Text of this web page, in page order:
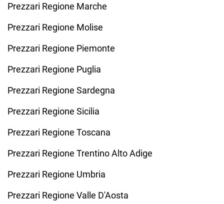
Prezzari Regione Marche
Prezzari Regione Molise
Prezzari Regione Piemonte
Prezzari Regione Puglia
Prezzari Regione Sardegna
Prezzari Regione Sicilia
Prezzari Regione Toscana
Prezzari Regione Trentino Alto Adige
Prezzari Regione Umbria
Prezzari Regione Valle D'Aosta